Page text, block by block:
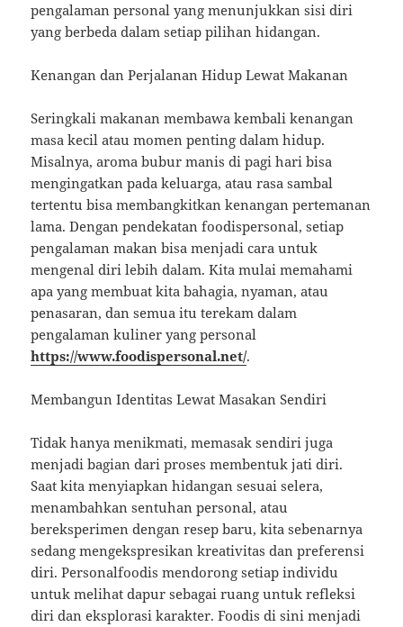
pengalaman personal yang menunjukkan sisi diri
yang berbeda dalam setiap pilihan hidangan.
Kenangan dan Perjalanan Hidup Lewat Makanan
Seringkali makanan membawa kembali kenangan
masa kecil atau momen penting dalam hidup.
Misalnya, aroma bubur manis di pagi hari bisa
mengingatkan pada keluarga, atau rasa sambal
tertentu bisa membangkitkan kenangan pertemanan
lama. Dengan pendekatan foodispersonal, setiap
pengalaman makan bisa menjadi cara untuk
mengenal diri lebih dalam. Kita mulai memahami
apa yang membuat kita bahagia, nyaman, atau
penasaran, dan semua itu terekam dalam
pengalaman kuliner yang personal
https://www.foodispersonal.net/.
Membangun Identitas Lewat Masakan Sendiri
Tidak hanya menikmati, memasak sendiri juga
menjadi bagian dari proses membentuk jati diri.
Saat kita menyiapkan hidangan sesuai selera,
menambahkan sentuhan personal, atau
bereksperimen dengan resep baru, kita sebenarnya
sedang mengekspresikan kreativitas dan preferensi
diri. Personalfoodis mendorong setiap individu
untuk melihat dapur sebagai ruang untuk refleksi
diri dan eksplorasi karakter. Foodis di sini menjadi